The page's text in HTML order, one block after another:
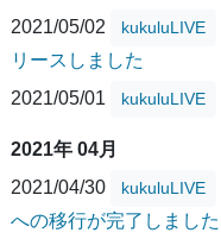
2021/05/02
kukuluLIVE
リースしました
2021/05/01
kukuluLIVE
2021年 04月
2021/04/30
kukuluLIVE
への移行が完了しました